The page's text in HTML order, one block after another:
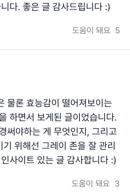
다. 좋은 글 감사드립니다 :)
도움이 돼요 5
물론 효능감이 떨어져보이는
하면서 보게된 글이었습니다.
써야하는 게 무엇인지, 그리고
위해선 그레이 존을 잘 관리
사이트 있는 글 감사합니다 :)
도움이 돼요 3